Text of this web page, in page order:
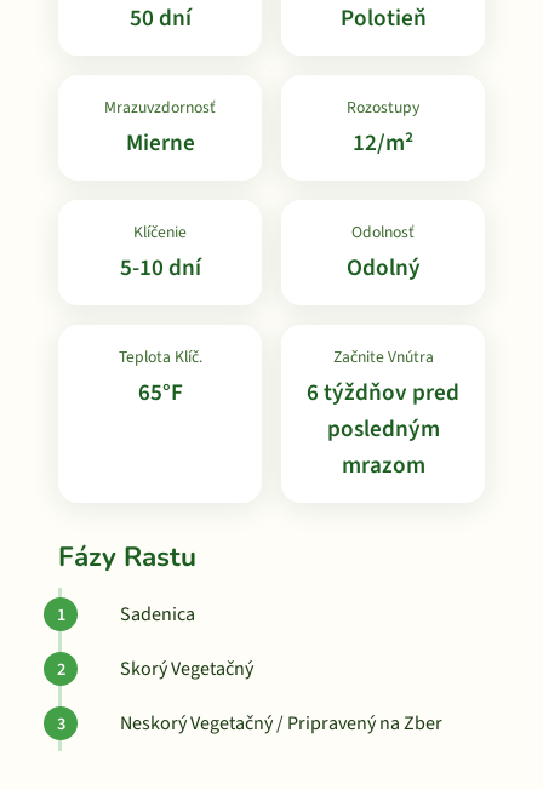
50 dní Polotieň
Mrazuvzdornosť
Mierne
Rozostupy
12/m²
Klíčenie
5-10 dní
Odolnosť
Odolný
Teplota Klíč.
65°F
Začnite Vnútra
6 týždňov pred
posledným
mrazom
Fázy Rastu
Sadenica
Skorý Vegetačný
Neskorý Vegetačný / Pripravený na Zber